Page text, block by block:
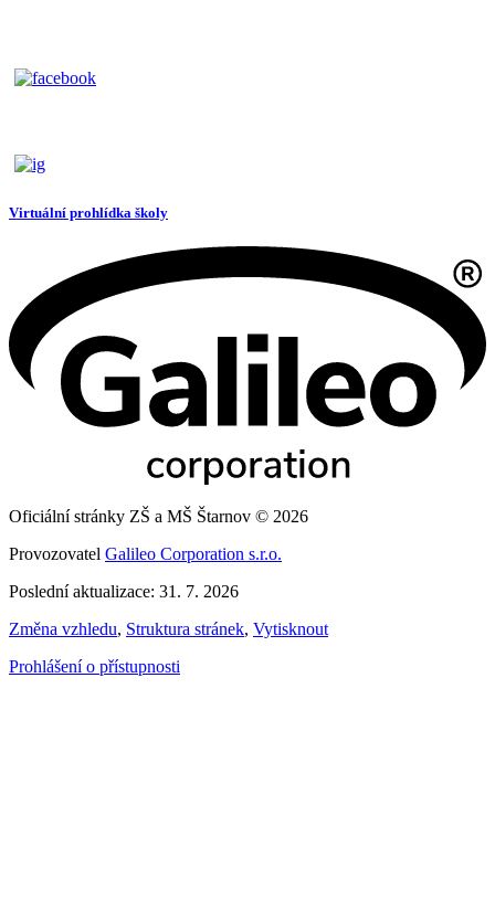
Virtuální prohlídka školy
Oficiální stránky ZŠ a MŠ Štarnov © 2026
Provozovatel Galileo Corporation s.r.o.
Poslední aktualizace: 31. 7. 2026
Změna vzhledu, Struktura stránek, Vytisknout
Prohlášení o přístupnosti